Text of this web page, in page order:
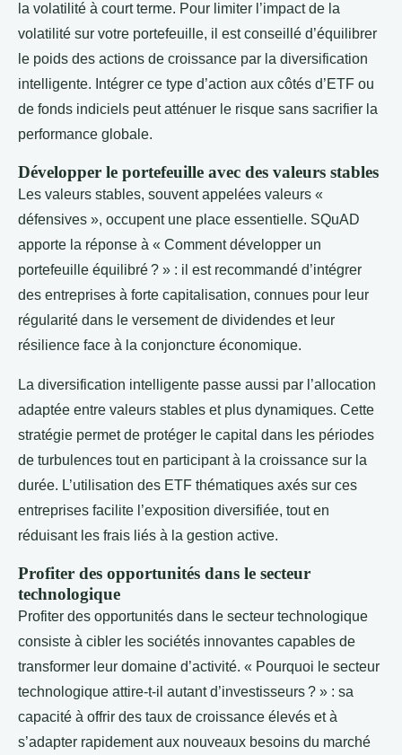
la volatilité à court terme. Pour limiter l’impact de la
volatilité sur votre portefeuille, il est conseillé d’équilibrer
le poids des actions de croissance par la diversification
intelligente. Intégrer ce type d’action aux côtés d’ETF ou
de fonds indiciels peut atténuer le risque sans sacrifier la
performance globale.
Développer le portefeuille avec des valeurs stables
Les valeurs stables, souvent appelées valeurs «
défensives », occupent une place essentielle. SQuAD
apporte la réponse à « Comment développer un
portefeuille équilibré ? » : il est recommandé d’intégrer
des entreprises à forte capitalisation, connues pour leur
régularité dans le versement de dividendes et leur
résilience face à la conjoncture économique.
La diversification intelligente passe aussi par l’allocation
adaptée entre valeurs stables et plus dynamiques. Cette
stratégie permet de protéger le capital dans les périodes
de turbulences tout en participant à la croissance sur la
durée. L’utilisation des ETF thématiques axés sur ces
entreprises facilite l’exposition diversifiée, tout en
réduisant les frais liés à la gestion active.
Profiter des opportunités dans le secteur
technologique
Profiter des opportunités dans le secteur technologique
consiste à cibler les sociétés innovantes capables de
transformer leur domaine d’activité. « Pourquoi le secteur
technologique attire-t-il autant d’investisseurs ? » : sa
capacité à offrir des taux de croissance élevés et à
s’adapter rapidement aux nouveaux besoins du marché